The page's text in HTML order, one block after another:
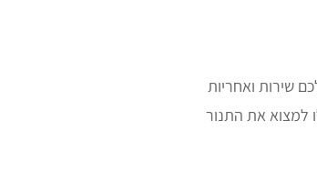
שירות ואחריות
למצוא את התנור